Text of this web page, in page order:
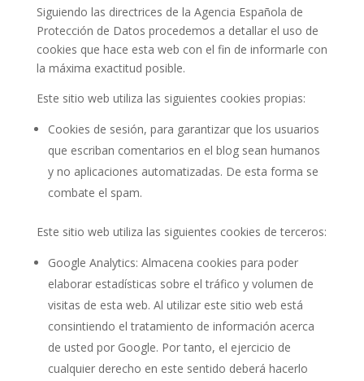
Siguiendo las directrices de la Agencia Española de
Protección de Datos procedemos a detallar el uso de
cookies que hace esta web con el fin de informarle con
la máxima exactitud posible.
Este sitio web utiliza las siguientes cookies propias:
Cookies de sesión, para garantizar que los usuarios
que escriban comentarios en el blog sean humanos
y no aplicaciones automatizadas. De esta forma se
combate el spam.
Este sitio web utiliza las siguientes cookies de terceros:
Google Analytics: Almacena cookies para poder
elaborar estadísticas sobre el tráfico y volumen de
visitas de esta web. Al utilizar este sitio web está
consintiendo el tratamiento de información acerca
de usted por Google. Por tanto, el ejercicio de
cualquier derecho en este sentido deberá hacerlo